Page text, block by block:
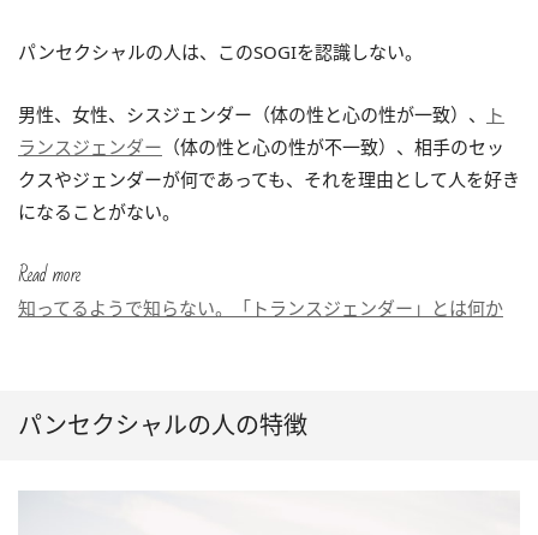
パンセクシャルの人は、このSOGIを認識しない。
男性、女性、シスジェンダー（体の性と心の性が一致）、
ト
ランスジェンダー （体の性と心の性が不一致）、相手のセッ
クスやジェンダーが何であっても、それを理由として人を好き
になることがない。
Read more
知ってるようで知らない。「トランスジェンダー」とは何か
パンセクシャルの人の特徴